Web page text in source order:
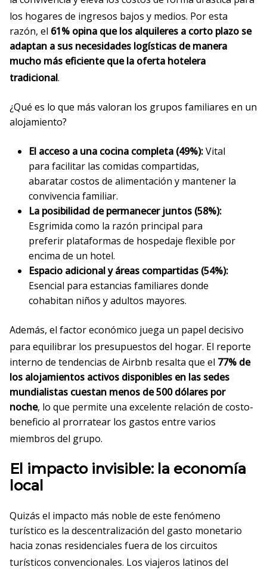
los hogares de ingresos bajos y medios. Por esta
razón, el 61% opina que los alquileres a corto plazo se
adaptan a sus necesidades logísticas de manera
mucho más eficiente que la oferta hotelera
tradicional.
¿Qué es lo que más valoran los grupos familiares en un
alojamiento?
El acceso a una cocina completa (49%):Vital
para facilitar las comidas compartidas,
abaratar costos de alimentación y mantener la
convivencia familiar.
La posibilidad de permanecer juntos (58%):
Esgrimida como la razón principal para
preferir plataformas de hospedaje flexible por
encima de un hotel.
Espacio adicional y áreas compartidas (54%):
Esencial para estancias familiares donde
cohabitan niños y adultos mayores.
Además, el factor económico juega un papel decisivo
para equilibrar los presupuestos del hogar. El reporte
interno de tendencias de Airbnb resalta que el 77% de
los alojamientos activos disponibles en las sedes
mundialistas cuestan menos de 500 dólares por
noche, lo que permite una excelente relación de costo-
beneficio al prorratear los gastos entre varios
miembros del grupo.
El impacto invisible: la economía
local
Quizás el impacto más noble de este fenómeno
turístico es la descentralización del gasto monetario
hacia zonas residenciales fuera de los circuitos
turísticos convencionales. Los viajeros latinos del